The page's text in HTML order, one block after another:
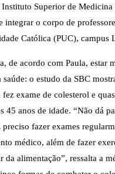
Superior de
integrar o corpo de
Católica (PUC), campus
de acordo com Paula, estar
o estudo da SBC
fez exame de colesterol e
45 anos de idade. “Não dá
fazer exames
médico, além de fazer
da alimentação”, ressalta a